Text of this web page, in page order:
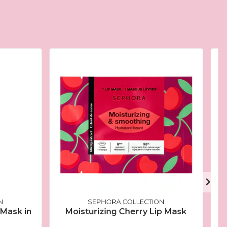
in
SEPHORA COLLECTION
Moisturizing Cherry Lip Mask